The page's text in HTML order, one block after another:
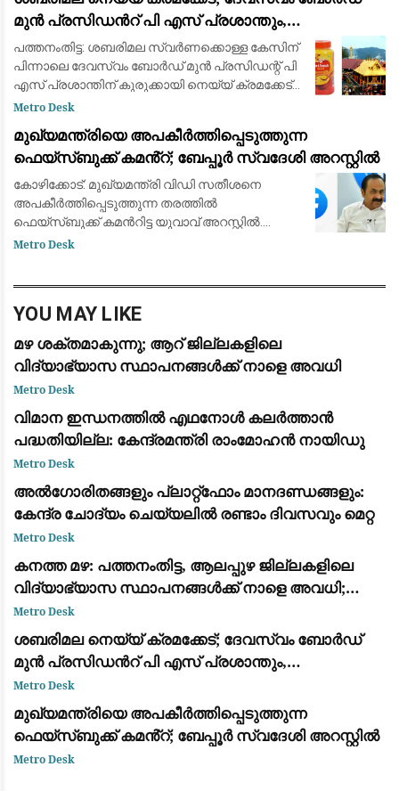
മുൻ പ്രസിഡന്‍റ് പി എസ് പ്രശാന്തും,
അജികുമാറും, മുരാരി ബാബുവും പ്രതി പട്ടികയില്‍
പത്തനംതിട്ട: ശബരിമല സ്വര്‍ണക്കൊള്ള കേസിന്
പിന്നാലെ ദേവസ്വം ബോര്‍ഡ് മുന്‍ പ്രസിഡന്റ് പി
എസ് പ്രശാന്തിന് കുരുക്കായി നെയ്യ് ക്രമക്കേട്
കേസും. വിജിലന്‍സിന്റെ എഫ്‌ഐആറില്‍ പി എസ്
Metro Desk
മുഖ്യമന്ത്രിയെ അപകീർത്തിപ്പെടുത്തുന്ന
ഫെയ്സ്ബുക്ക് കമൻ്റ്; ബേപ്പൂർ സ്വദേശി അറസ്റ്റിൽ
കോഴിക്കോട്: മുഖ്യമന്ത്രി വിഡി സതീശനെ
അപകീർത്തിപ്പെടുത്തുന്ന തരത്തിൽ
ഫെയ്സ്ബുക്ക് കമന്‍റിട്ട യുവാവ് അറസ്റ്റിൽ.
കോഴിക്കോട് ബേപ്പൂർ സ്വദേശി നിതിൻ
Metro Desk
YOU MAY LIKE
മഴ ശക്തമാകുന്നു; ആറ് ജില്ലകളിലെ
വിദ്യാഭ്യാസ സ്ഥാപനങ്ങൾക്ക് നാളെ അവധി
Metro Desk
വിമാന ഇന്ധനത്തിൽ എഥനോൾ കലർത്താൻ
പദ്ധതിയില്ല: കേന്ദ്രമന്ത്രി രാംമോഹൻ നായിഡു
Metro Desk
അൽഗോരിതങ്ങളും പ്ലാറ്റ്‌ഫോം മാനദണ്ഡങ്ങളും:
കേന്ദ്ര ചോദ്യം ചെയ്യലിൽ രണ്ടാം ദിവസവും മെറ്റ
Metro Desk
കനത്ത മഴ: പത്തനംതിട്ട, ആലപ്പുഴ ജില്ലകളിലെ
വിദ്യാഭ്യാസ സ്ഥാപനങ്ങൾക്ക് നാളെ അവധി;
ഓറഞ്ച് അലർട്ട് പ്രഖ്യാപിച്ചു
Metro Desk
ശബരിമല നെയ്യ് ക്രമക്കേട്; ദേവസ്വം ബോർഡ്
മുൻ പ്രസിഡന്‍റ് പി എസ് പ്രശാന്തും,
അജികുമാറും, മുരാരി ബാബുവും പ്രതി പട്ടികയില്‍
Metro Desk
മുഖ്യമന്ത്രിയെ അപകീർത്തിപ്പെടുത്തുന്ന
ഫെയ്സ്ബുക്ക് കമൻ്റ്; ബേപ്പൂർ സ്വദേശി അറസ്റ്റിൽ
Metro Desk